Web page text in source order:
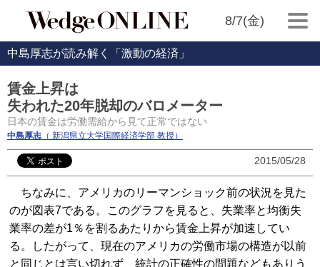
8/7(金)
中島厚志が読み解く「激動の経済」
賃金上昇は
失われた20年脱却のバロメーター
日本の賃金は労働需給から見て正常ではない
中島厚志（ 新潟県立大学国際経済学部 教授）
2015/05/28
ちなみに、アメリカのリーマンショック前の状況を見た
のが図表7である。このグラフを見ると、失業率と均衡失
業率の差が1％を割るあたりから賃金上昇が加速してい
る。したがって、現在のアメリカの労働市場の構造が以前
と同じとは言い切れず、統計の正確性の問題などもありう